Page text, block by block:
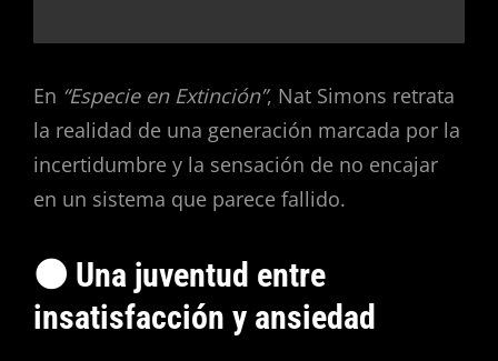
En “Especie en Extinción”, Nat Simons retrata
la realidad de una generación marcada por la
incertidumbre y la sensación de no encajar
en un sistema que parece fallido.
🌑 Una juventud entre
insatisfacción y ansiedad